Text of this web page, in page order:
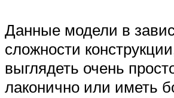
Данные модели в
сложности
выглядеть очень
лаконично или иметь